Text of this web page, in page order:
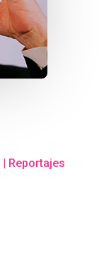
| Reportajes